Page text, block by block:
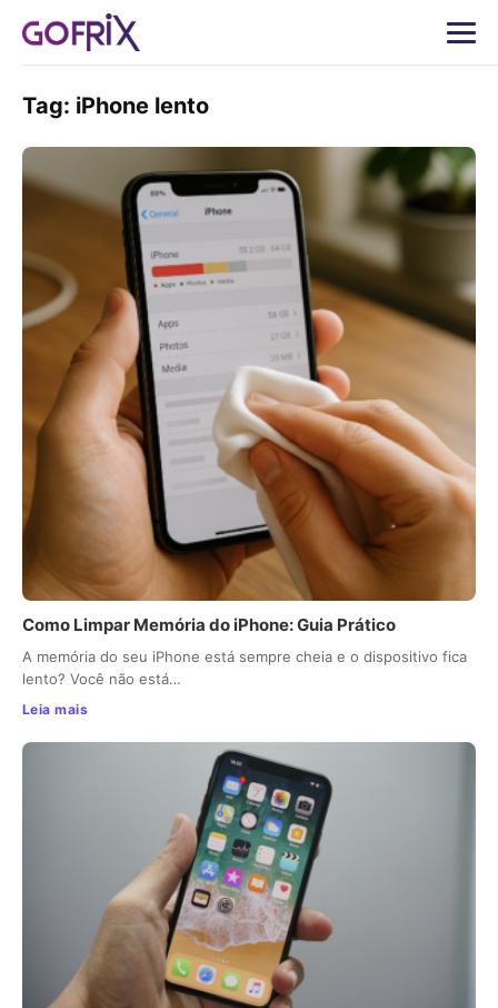
Tag: iPhone lento
Como Limpar Memória do iPhone: Guia Prático
A memória do seu iPhone está sempre cheia e o dispositivo fica
lento? Você não está…
Leia mais